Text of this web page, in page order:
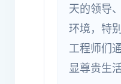
天的领导
环境，特
工程师们
显尊贵生